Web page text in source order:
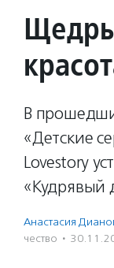
В
«Детские
Lovestory
«Кудрявый
Анастасия
чест­во ·